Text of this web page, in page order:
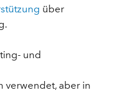
über
und
verwendet, aber in